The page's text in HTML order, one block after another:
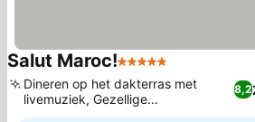
Salut Maroc!5 Sterren
8,2
Dineren op het dakterras met
livemuziek, Gezellige
openhaardsfeer